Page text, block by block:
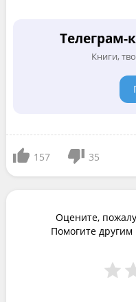
Телеграм-
Книги,
157 35
Оцените,
Помогите